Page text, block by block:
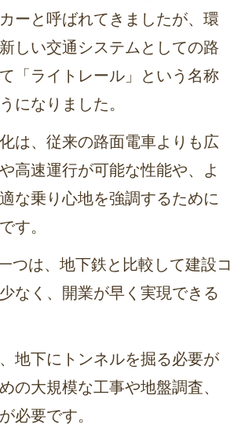
ーと呼ばれてきましたが、環
しい交通システムとしての路
「ライトレール」という名称
になりました。
は、従来の路面電車よりも広
高速運行が可能な性能や、よ
な乗り心地を強調するために
す。
つは、地下鉄と比較して建設コ
なく、開業が早く実現できる
地下にトンネルを掘る必要が
の大規模な工事や地盤調査、
必要です。